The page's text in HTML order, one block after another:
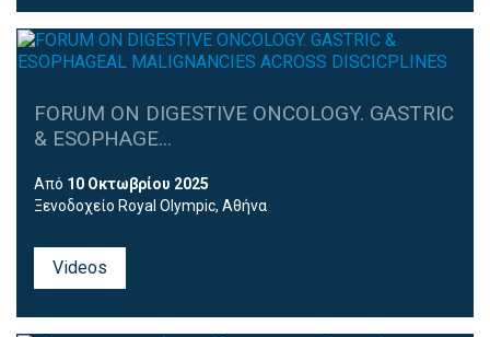
FORUM ON DIGESTIVE ONCOLOGY. GASTRIC
& ESOPHAGE...
Από 10 Οκτωβρίου 2025
Ξενοδοχείο Royal Olympic, Αθήνα
Videos